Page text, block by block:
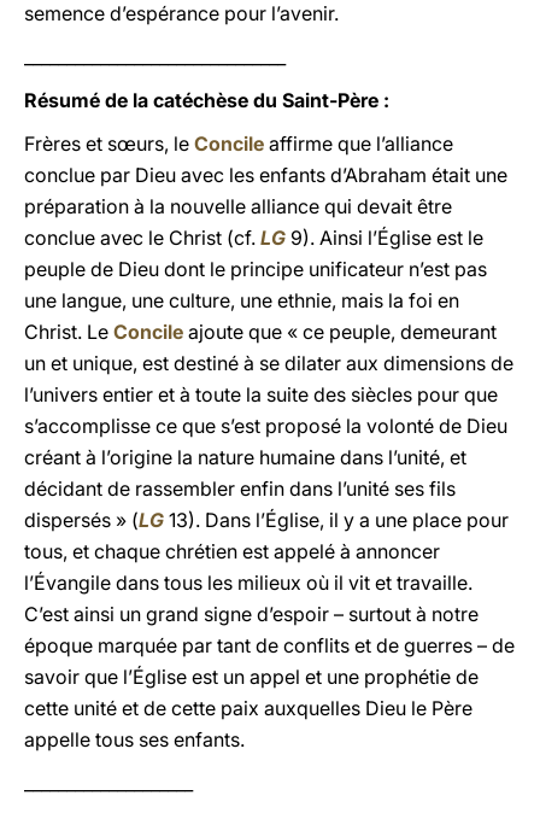
semence d’espérance pour l’avenir.
Résumé de la catéchèse du Saint-Père :
Frères et sœurs, le Concile affirme que l’alliance
conclue par Dieu avec les enfants d’Abraham était une
préparation à la nouvelle alliance qui devait être
conclue avec le Christ (cf. LG 9). Ainsi l’Église est le
peuple de Dieu dont le principe unificateur n’est pas
une langue, une culture, une ethnie, mais la foi en
Christ. Le Concile ajoute que « ce peuple, demeurant
un et unique, est destiné à se dilater aux dimensions de
l’univers entier et à toute la suite des siècles pour que
s’accomplisse ce que s’est proposé la volonté de Dieu
créant à l’origine la nature humaine dans l’unité, et
décidant de rassembler enfin dans l’unité ses fils
dispersés » (LG 13). Dans l’Église, il y a une place pour
tous, et chaque chrétien est appelé à annoncer
l’Évangile dans tous les milieux où il vit et travaille.
C’est ainsi un grand signe d’espoir – surtout à notre
époque marquée par tant de conflits et de guerres – de
savoir que l’Église est un appel et une prophétie de
cette unité et de cette paix auxquelles Dieu le Père
appelle tous ses enfants.